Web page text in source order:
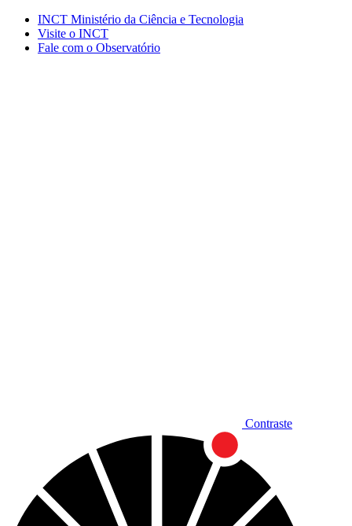
Conteúdo principal Menu principal Rodapé
INCT Ministério da Ciência e Tecnologia
Visite o INCT
Fale com o Observatório
Contraste